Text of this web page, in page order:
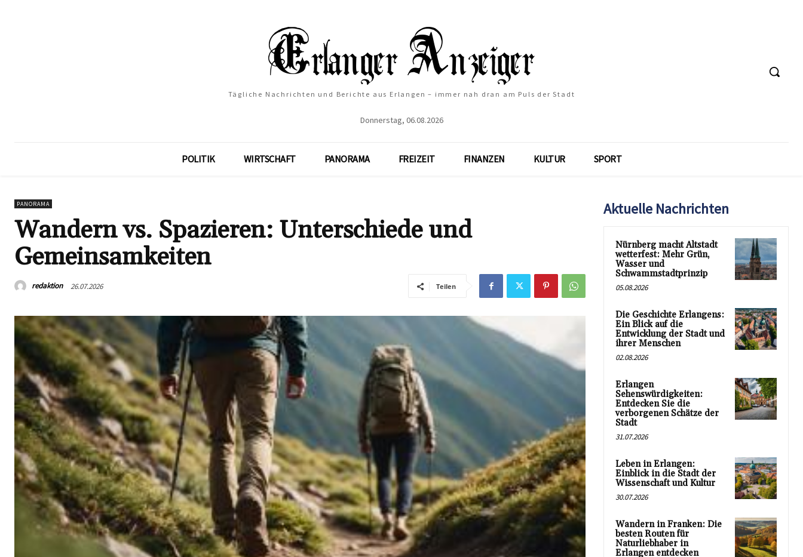
Tägliche Nachrichten und Berichte aus Erlangen – immer nah dran am Puls der Stadt
Donnerstag, 06.08.2026
POLITIK WIRTSCHAFT PANORAMA FREIZEIT FINANZEN KULTUR SPORT
PANORAMA
Wandern vs. Spazieren: Unterschiede und
Gemeinsamkeiten
redaktion 26.07.2026 Teilen
Aktuelle Nachrichten
Nürnberg macht Altstadt
wetterfest: Mehr Grün,
Wasser und
Schwammstadtprinzip
05.08.2026
Die Geschichte Erlangens:
Ein Blick auf die
Entwicklung der Stadt und
ihrer Menschen
02.08.2026
Erlangen
Sehenswürdigkeiten:
Entdecken Sie die
verborgenen Schätze der
Stadt
31.07.2026
Leben in Erlangen:
Einblick in die Stadt der
Wissenschaft und Kultur
30.07.2026
Wandern in Franken: Die
besten Routen für
Naturliebhaber in
Erlangen entdecken